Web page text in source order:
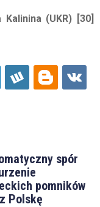
Kalinina (UKR) [30]
spór
pomników
Polskę